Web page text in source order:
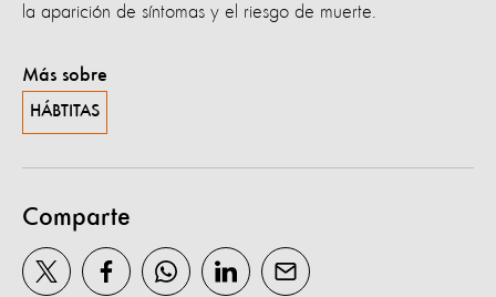
la aparición de síntomas y el riesgo de muerte.
Más sobre
HÁBTITAS
Comparte